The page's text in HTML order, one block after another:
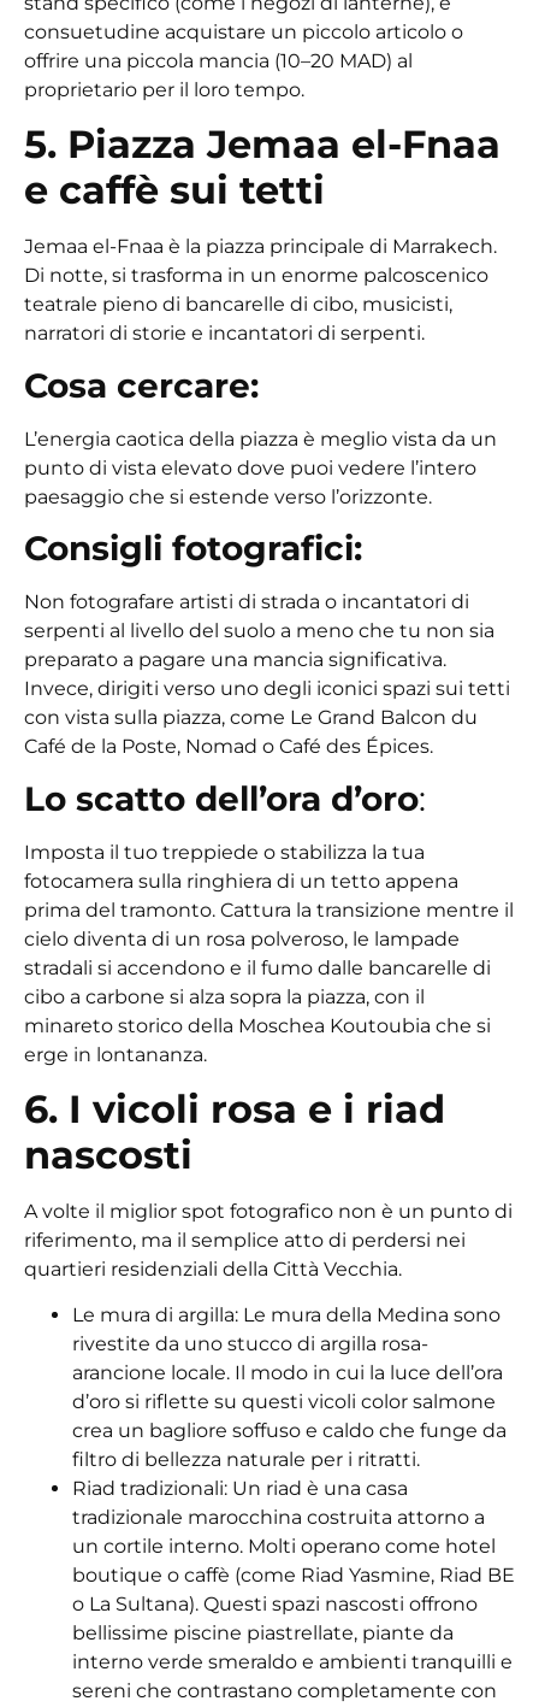
consuetudine acquistare un piccolo articolo o
offrire una piccola mancia (10–20 MAD) al
proprietario per il loro tempo.
5. Piazza Jemaa el-Fnaa
e caffè sui tetti
Jemaa el-Fnaa è la piazza principale di Marrakech.
Di notte, si trasforma in un enorme palcoscenico
teatrale pieno di bancarelle di cibo, musicisti,
narratori di storie e incantatori di serpenti.
Cosa cercare:
L’energia caotica della piazza è meglio vista da un
punto di vista elevato dove puoi vedere l’intero
paesaggio che si estende verso l’orizzonte.
Consigli fotografici:
Non fotografare artisti di strada o incantatori di
serpenti al livello del suolo a meno che tu non sia
preparato a pagare una mancia significativa.
Invece, dirigiti verso uno degli iconici spazi sui tetti
con vista sulla piazza, come Le Grand Balcon du
Café de la Poste, Nomad o Café des Épices.
Lo scatto dell’ora d’oro:
Imposta il tuo treppiede o stabilizza la tua
fotocamera sulla ringhiera di un tetto appena
prima del tramonto. Cattura la transizione mentre il
cielo diventa di un rosa polveroso, le lampade
stradali si accendono e il fumo dalle bancarelle di
cibo a carbone si alza sopra la piazza, con il
minareto storico della Moschea Koutoubia che si
erge in lontananza.
6. I vicoli rosa e i riad
nascosti
A volte il miglior spot fotografico non è un punto di
riferimento, ma il semplice atto di perdersi nei
quartieri residenziali della Città Vecchia.
Le mura di argilla: Le mura della Medina sono
rivestite da uno stucco di argilla rosa-
arancione locale. Il modo in cui la luce dell’ora
d’oro si riflette su questi vicoli color salmone
crea un bagliore soffuso e caldo che funge da
filtro di bellezza naturale per i ritratti.
Riad tradizionali: Un riad è una casa
tradizionale marocchina costruita attorno a
un cortile interno. Molti operano come hotel
boutique o caffè (come Riad Yasmine, Riad BE
o La Sultana). Questi spazi nascosti offrono
bellissime piscine piastrellate, piante da
interno verde smeraldo e ambienti tranquilli e
sereni che contrastano completamente con